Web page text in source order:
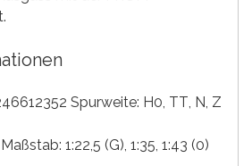
Spurweite: H0, TT, N, Z
Maßstab: 1:22,5 (G), 1:35, 1:43 (0)